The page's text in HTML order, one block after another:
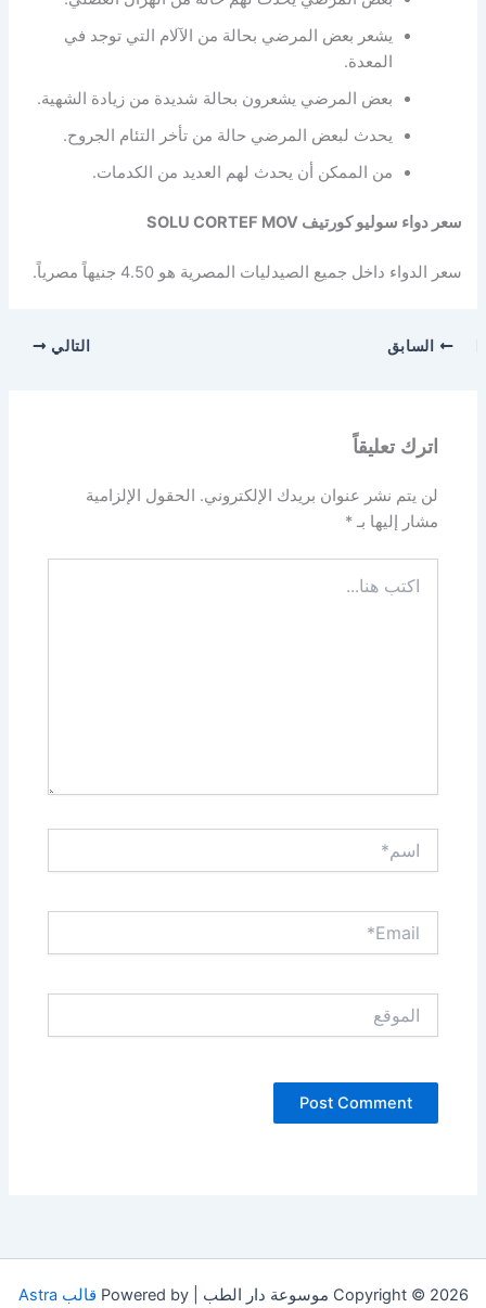
يشعر بعض المرضي بحالة من الآلام التي توجد في
المعدة.
بعض المرضي يشعرون بحالة شديدة من زيادة الشهية.
يحدث لبعض المرضي حالة من تأخر التئام الجروح.
من الممكن أن يحدث لهم العديد من الكدمات.
سعر دواء سوليو كورتيف SOLU CORTEF MOV
سعر الدواء داخل جميع الصيدليات المصرية هو 4.50 جنيهاً مصرياً.
السابق التالي
اترك تعليقاً
لن يتم نشر عنوان بريدك الإلكتروني. الحقول الإلزامية
مشار إليها بـ*
هنا...
Copyright © 2026 موسوعة دار الطب | Powered by قالب Astra